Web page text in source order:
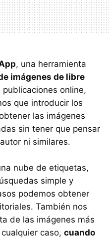
, una herramienta
imágenes de libre
publicaciones online,
que introducir los
las imágenes
sin tener que pensar
ni similares.
nube de etiquetas,
simple y
podemos obtener
También nos
de las imágenes más
caso, cuando